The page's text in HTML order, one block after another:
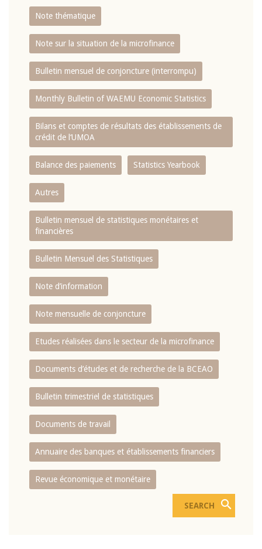
Note thématique
Note sur la situation de la microfinance
Bulletin mensuel de conjoncture (interrompu)
Monthly Bulletin of WAEMU Economic Statistics
Bilans et comptes de résultats des établissements de
crédit de l‘UMOA
Balance des paiements Statistics Yearbook
Autres
Bulletin mensuel de statistiques monétaires et
financières
Bulletin Mensuel des Statistiques
Note d’information
Note mensuelle de conjoncture
Etudes réalisées dans le secteur de la microfinance
Documents d’études et de recherche de la BCEAO
Bulletin trimestriel de statistiques
Documents de travail
Annuaire des banques et établissements financiers
Revue économique et monétaire